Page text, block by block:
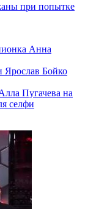
при попытке
Анна
Бойко
Пугачева на
селфи